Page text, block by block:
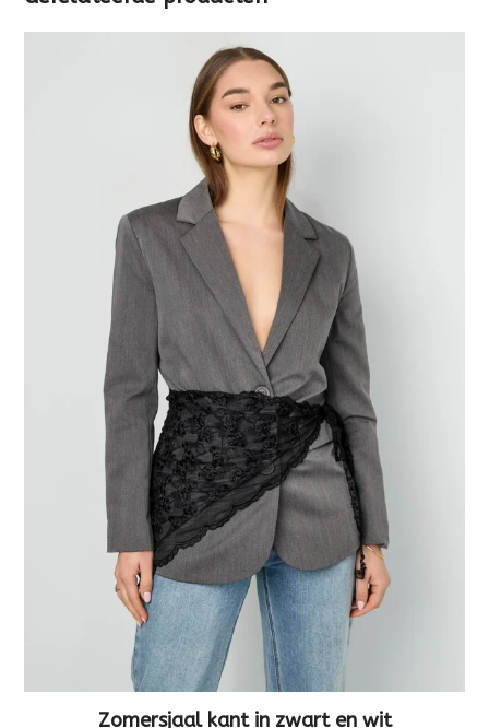
Zomersjaal kant in zwart en wit